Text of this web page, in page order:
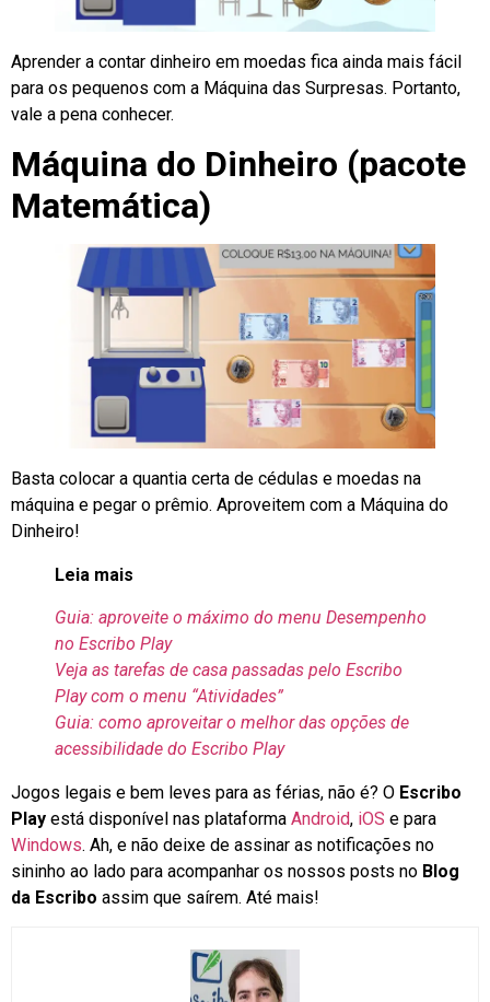
Aprender a contar dinheiro em moedas fica ainda mais fácil
para os pequenos com a Máquina das Surpresas. Portanto,
vale a pena conhecer.
Máquina do Dinheiro (pacote
Matemática)
Basta colocar a quantia certa de cédulas e moedas na
máquina e pegar o prêmio. Aproveitem com a Máquina do
Dinheiro!
Leia mais
Guia: aproveite o máximo do menu Desempenho
no Escribo Play
Veja as tarefas de casa passadas pelo Escribo
Play com o menu “Atividades”
Guia: como aproveitar o melhor das opções de
acessibilidade do Escribo Play
Jogos legais e bem leves para as férias, não é? O Escribo
Play está disponível nas plataforma Android, iOS e para
Windows. Ah, e não deixe de assinar as notificações no
sininho ao lado para acompanhar os nossos posts no Blog
da Escribo assim que saírem. Até mais!